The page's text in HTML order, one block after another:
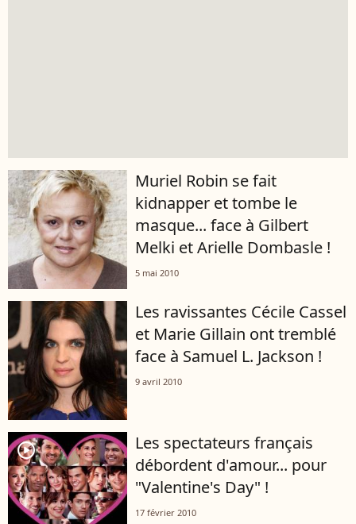
Muriel Robin se fait
kidnapper et tombe le
masque... face à Gilbert
Melki et Arielle Dombasle !
5 mai 2010
Les ravissantes Cécile Cassel
et Marie Gillain ont tremblé
face à Samuel L. Jackson !
9 avril 2010
player2
Les spectateurs français
débordent d'amour... pour
"Valentine's Day" !
17 février 2010